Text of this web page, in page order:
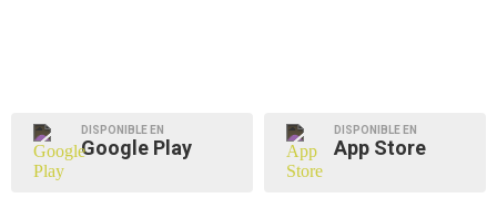
DISPONIBLE EN
Google Play
DISPONIBLE EN
App Store